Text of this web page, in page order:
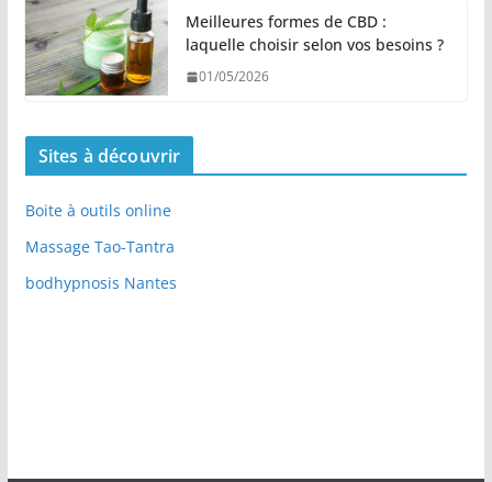
Meilleures formes de CBD :
laquelle choisir selon vos besoins ?
01/05/2026
Sites à découvrir
Boite à outils online
Massage Tao-Tantra
bodhypnosis Nantes